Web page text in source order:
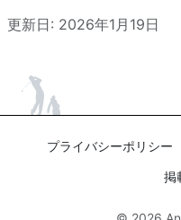
更新日: 2026年1月19日
プライバシーポリシー
掲